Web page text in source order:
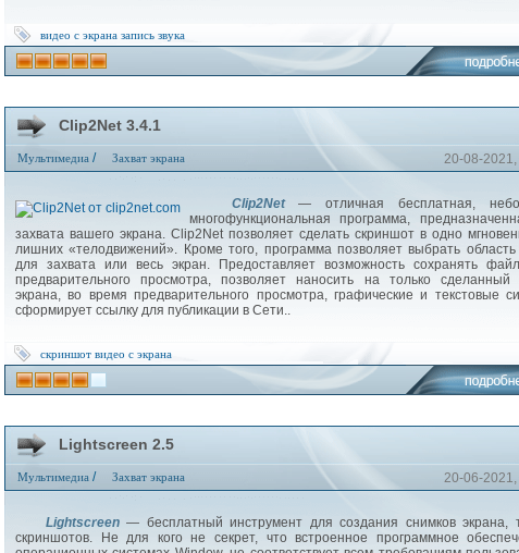
видео с экрана запись звука
Clip2Net 3.4.1
Мультимедиа / Захват экрана 20-08-2021,
Clip2Net— отличная бесплатная,
многофункциональная программа,
захвата вашего экрана. Clip2Net позволяет сделать скриншот в одно
лишних «телодвижений». Кроме того, программа позволяет выбрать область
для захвата или весь экран. Предоставляет возможность сохранять
предварительного просмотра, позволяет наносить на только сделанный
экрана, во время предварительного просмотра, графические и текстовые
сформирует ссылку для публикации в Сети..
скриншот видео с экрана
Lightscreen 2.5
Мультимедиа / Захват экрана 20-06-2021,
Lightscreen— бесплатный инструмент для создания снимков экрана,
скриншотов. Не для кого не секрет, что встроенное программное